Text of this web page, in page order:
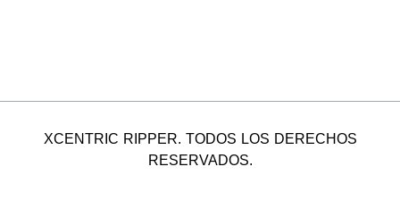
XCENTRIC RIPPER. TODOS LOS DERECHOS
RESERVADOS.